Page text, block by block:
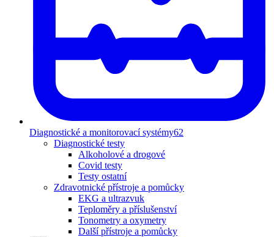
Diagnostické a monitorovací systémy62
Diagnostické testy
Alkoholové a drogové
Covid testy
Testy ostatní
Zdravotnické přístroje a pomůcky
EKG a ultrazvuk
Teploměry a příslušenství
Tonometry a oxymetry
Další přístroje a pomůcky